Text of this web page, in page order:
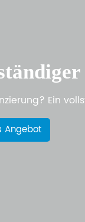
Ein
Angebot